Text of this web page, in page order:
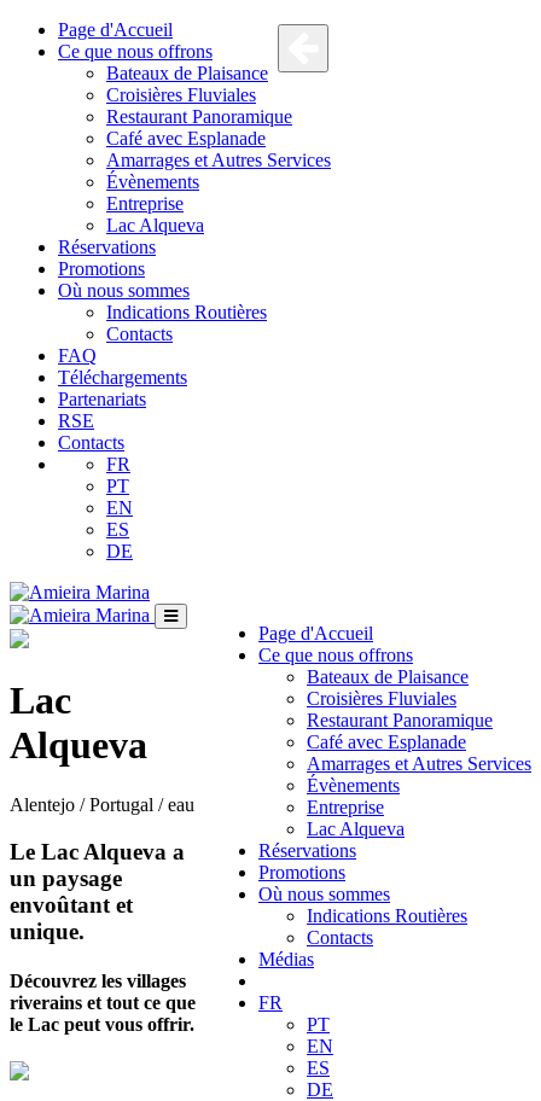
Page d'Accueil
Ce que nous offrons
Bateaux de Plaisance
Croisières Fluviales
Restaurant Panoramique
Café avec Esplanade
Amarrages et Autres Services
Évènements
Entreprise
Lac Alqueva
Réservations
Promotions
Où nous sommes
Indications Routières
Contacts
FAQ
Téléchargements
Partenariats
RSE
Contacts
FR
PT
EN
ES
DE
Page d'Accueil
Ce que nous offrons
Bateaux de Plaisance
Croisières Fluviales
Restaurant Panoramique
Café avec Esplanade
Amarrages et Autres Services
Évènements
Entreprise
Lac Alqueva
Réservations
Promotions
Où nous sommes
Indications Routières
Contacts
Médias
FR
PT
EN
ES
DE
Lac
Alqueva
Alentejo / Portugal / eau
Le Lac Alqueva a
un paysage
envoûtant et
unique.
Découvrez les villages
riverains et tout ce que
le Lac peut vous offrir.